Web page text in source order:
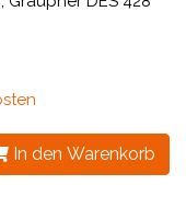
In den Warenkorb